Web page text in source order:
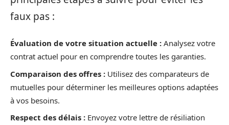
faux pas :
Évaluation de votre situation actuelle : Analysez votre
contrat actuel pour en comprendre toutes les garanties.
Comparaison des offres : Utilisez des comparateurs de
mutuelles pour déterminer les meilleures options adaptées
à vos besoins.
Respect des délais : Envoyez votre lettre de résiliation